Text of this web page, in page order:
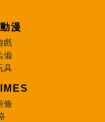
漫
戲
備
具
條